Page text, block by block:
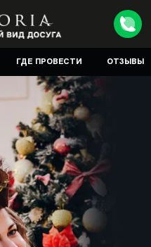
ГДЕ ПРОВЕСТИ ОТЗЫВЫ